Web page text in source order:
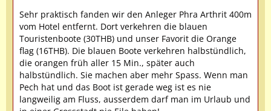
Sehr praktisch fanden wir den Anleger Phra Arthrit 400m
vom Hotel entfernt. Dort verkehren die blauen
Touristenboote (30THB) und unser Favorit die Orange
flag (16THB). Die blauen Boote verkehren halbstündlich,
die orangen früh aller 15 Min., später auch
halbstündlich. Sie machen aber mehr Spass. Wenn man
Pech hat und das Boot ist gerade weg ist es nie
langweilig am Fluss, ausserdem darf man im Urlaub und